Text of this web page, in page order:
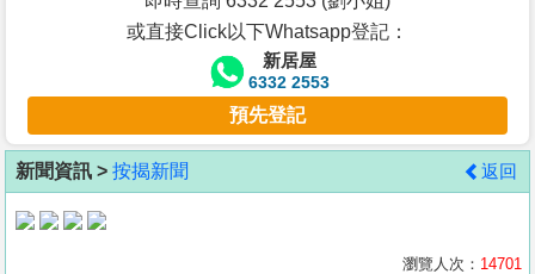
客
地
產
或直接Click以下Whatsapp登記：
新居屋
6332 2553
預先登記
新聞資訊 > 按揭新聞 返回
瀏覽人次： 14701